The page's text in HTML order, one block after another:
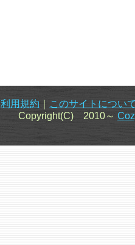
利用規約
このサイトについ
Copyright(C) 2010～